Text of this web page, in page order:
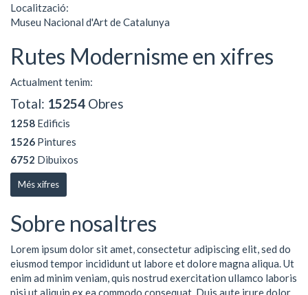
Localització:
Museu Nacional d'Art de Catalunya
Rutes Modernisme en xifres
Actualment tenim:
Total: 15254 Obres
1258 Edificis
1526 Pintures
6752 Dibuixos
Més xifres
Sobre nosaltres
Lorem ipsum dolor sit amet, consectetur adipiscing elit, sed do
eiusmod tempor incididunt ut labore et dolore magna aliqua. Ut
enim ad minim veniam, quis nostrud exercitation ullamco laboris
nisi ut aliquip ex ea commodo consequat. Duis aute irure dolor